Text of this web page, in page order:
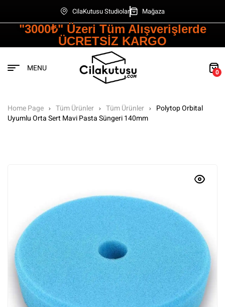
CilaKutusu Studiolar Mağaza
"3000₺" Üzeri Tüm Alışverişlerde
ÜCRETSİZ KARGO
MENU 0
Home Page Tüm Ürünler Tüm Ürünler
Polytop Orbital
Uyumlu Orta Sert Mavi Pasta Süngeri 140mm